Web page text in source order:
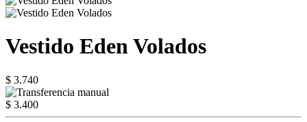
Vestido Eden Volados
$ 3.740
$ 3.400